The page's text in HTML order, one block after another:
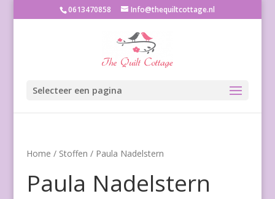
0613470858 Info@thequiltcottage.nl
Selecteer een pagina
Home / Stoffen / Paula Nadelstern
Paula Nadelstern